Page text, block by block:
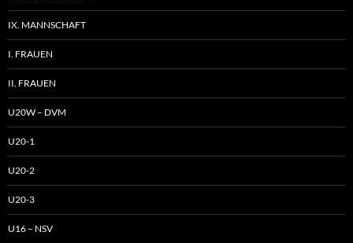
IX. MANNSCHAFT
I. FRAUEN
II. FRAUEN
U20W – DVM
U20-1
U20-2
U20-3
U16 – NSV